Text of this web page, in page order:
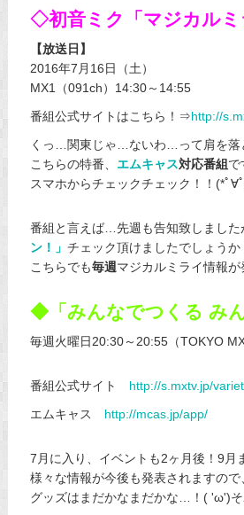
◇初音ミク「マジカル
【放送日】
2016年7月16日（土）
MX1（091ch）14:30～14:55
番組公式サイトはこちら！⇒http://
くっ…関東じゃ…ないわ…って肩を落
こちらの特番、 エムキャス対応番組 で
スマホからチェックチェック！！(*ﾟ∀
番組と言えば…先週も告知致しました
ン！」 チェック頂けましたでしょう
こちらでも毎週マジカルミライ情報
◆「みんなでつくる み
毎週火曜日20:30～20:55（TOKYO
番組公式サイト http://s.mxtv.jp/
エムキャス http://mcas.jp/app/
7月に入り、イベントも2ヶ月後！9月
様々な情報が今後も発表されますので
グッズはまだかなまだかな…！( 'ω')そ